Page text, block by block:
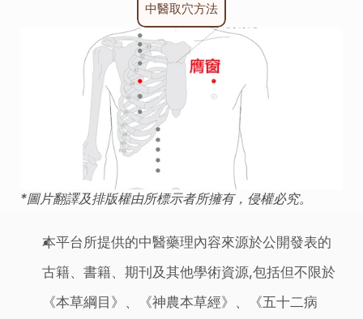
中醫取穴方法
*圖片翻譯及排版權由所標示者所擁有，侵權必究。
本平台所提供的中醫藥理內容來源於公開發表的
古籍、書籍、期刊及其他學術資源,包括但不限於
《本草綱目》、《神農本草經》、《五十二病